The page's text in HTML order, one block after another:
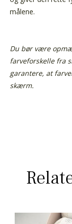
målene.
Du bør være
farveforskelle fra
garantere, at
skærm.